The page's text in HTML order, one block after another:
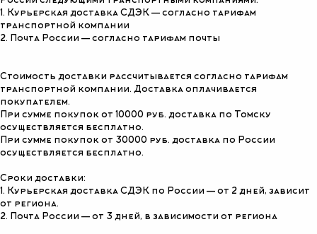
1. Курьерская доставка СДЭК — согласно тарифам
транспортной компании
2. Почта России — согласно тарифам почты
Стоимость доставки рассчитывается согласно тарифам
транспортной компании. Доставка оплачивается
покупателем.
При сумме покупок от 10000 руб. доставка по Томску
осуществляется бесплатно.
При сумме покупок от 30000 руб. доставка по России
осуществляется бесплатно.
Сроки доставки:
1. Курьерская доставка СДЭК по России — от 2 дней, зависит
от региона.
2. Почта России — от 3 дней, в зависимости от региона